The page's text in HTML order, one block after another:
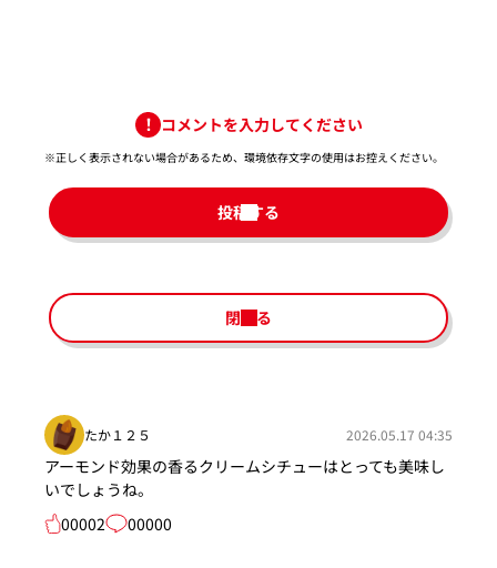
コメントを入力してください
※正しく表示されない場合があるため、環境依存文字の使用はお控えください。​
投稿する
閉じる
たか１２５ 2026.05.17 04:35
アーモンド効果の香るクリームシチューはとっても美味し
いでしょうね。
00002
00000